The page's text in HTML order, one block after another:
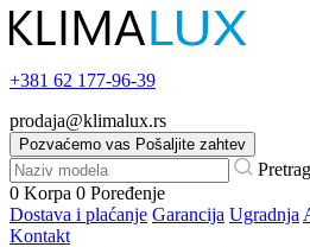
+381 62 177-96-39
prodaja@klimalux.rs
Pozvaćemo vas Pošaljite zahtev
0 Korpa 0 Poređenje
Dostava i plaćanje Garancija Ugradnja
Kontakt